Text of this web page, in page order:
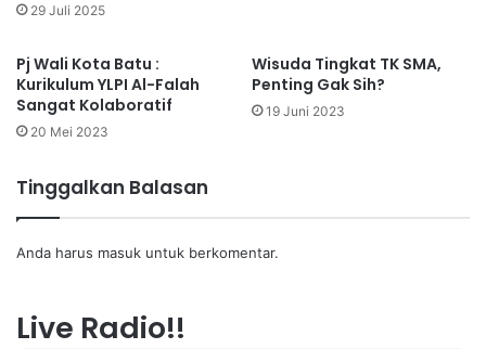
29 Juli 2025
Pj Wali Kota Batu :
Kurikulum YLPI Al-Falah
Sangat Kolaboratif
20 Mei 2023
Wisuda Tingkat TK SMA,
Penting Gak Sih?
19 Juni 2023
Tinggalkan Balasan
Anda harus masuk untuk berkomentar.
Live Radio!!